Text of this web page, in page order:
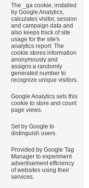
The _ga cookie, installed
by Google Analytics,
calculates visitor, session
and campaign data and
also keeps track of site
usage for the site's
analytics report. The
cookie stores information
anonymously and
assigns a randomly
generated number to
recognize unique visitors.
Google Analytics sets this
cookie to store and count
page views.
Set by Google to
distinguish users.
Provided by Google Tag
Manager to experiment
advertisement efficiency
of websites using their
services.